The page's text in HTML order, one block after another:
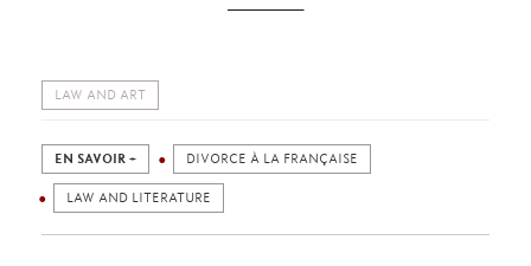
LAW AND ART
EN SAVOIR + DIVORCE À LA FRANÇAISE
LAW AND LITERATURE